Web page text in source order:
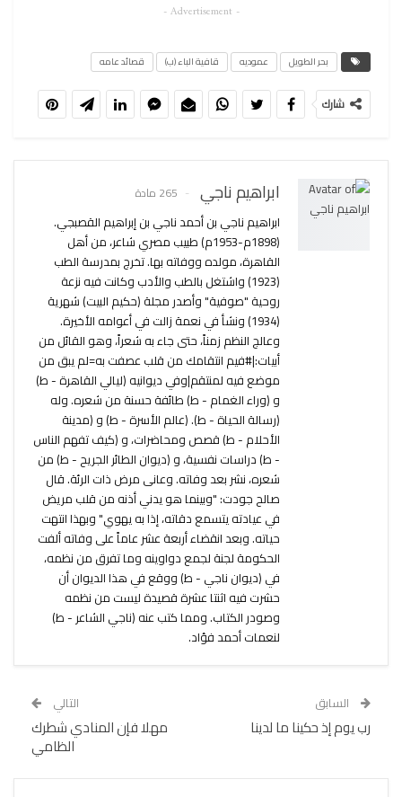
- Advertisement -
بحر الطويل عموديه قافية الباء (ب) قصائد عامه
شارك
ابراهيم ناجي 265 مادة
ابراهيم ناجي بن أحمد ناجي بن إبراهيم القصبجي.
(1898م-1953م) طبيب مصري شاعر، من أهل
القاهرة، مولده ووفاته بها. تخرج بمدرسة الطب
(1923) واشتغل بالطب والأدب وكانت فيه نزعة
روحية "صوفية" وأصدر مجلة (حكيم البيت) شهرية
(1934) ونشأ في نعمة زالت في أعوامه الأخيرة.
وعالج النظم زمناً، حتى جاء به شعراً، وهو القائل من
أبيات:|#فيم انتقامك من قلب عصفت به=لم يبق من
موضع فيه لمنتقم|وفي ديوانيه (ليالي القاهرة - ط)
و (وراء الغمام - ط) طائفة حسنة من شعره. وله
(رسالة الحياة - ط). (عالم الأسرة - ط) و (مدينة
الأحلام - ط) قصص ومحاضرات، و (كيف تفهم الناس
- ط) دراسات نفسية، و (ديوان الطائر الجريح - ط) من
شعره، نشر بعد وفاته. وعانى مرض ذات الرئة. قال
صالح جودت: "وبينما هو يدني أذنه من قلب مريض
في عيادته يتسمع دقاته، إذا به يهوي" وبهذا انتهت
حياته. وبعد انقضاء أربعة عشر عاماً على وفاته ألفت
الحكومة لجنة لجمع دواوينه وما تفرق من نظمه،
في (ديوان ناجي - ط) ووقع في هذا الديوان أن
حشرت فيه اثنتا عشرة قصيدة ليست من نظمه
وصودر الكتاب. ومما كتب عنه (ناجي الشاعر - ط)
لنعمات أحمد فؤاد.
السابق
رب يوم إذ حكينا ما لدينا
التالي
مهلا فإن المنادي شطرك
الظامي